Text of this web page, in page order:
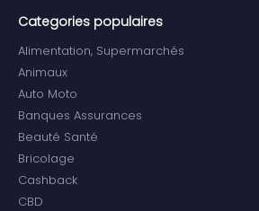
Categories populaires
Alimentation, Supermarchés
Animaux
Auto Moto
Banques Assurances
Beauté Santé
Bricolage
Cashback
CBD